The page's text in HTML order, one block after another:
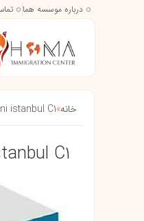
درباره موسسه هما
خانه»
istanbul C1
C1